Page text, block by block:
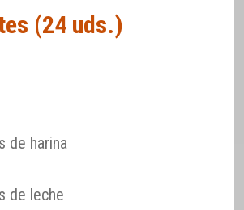
(24 uds.)
de harina
de leche